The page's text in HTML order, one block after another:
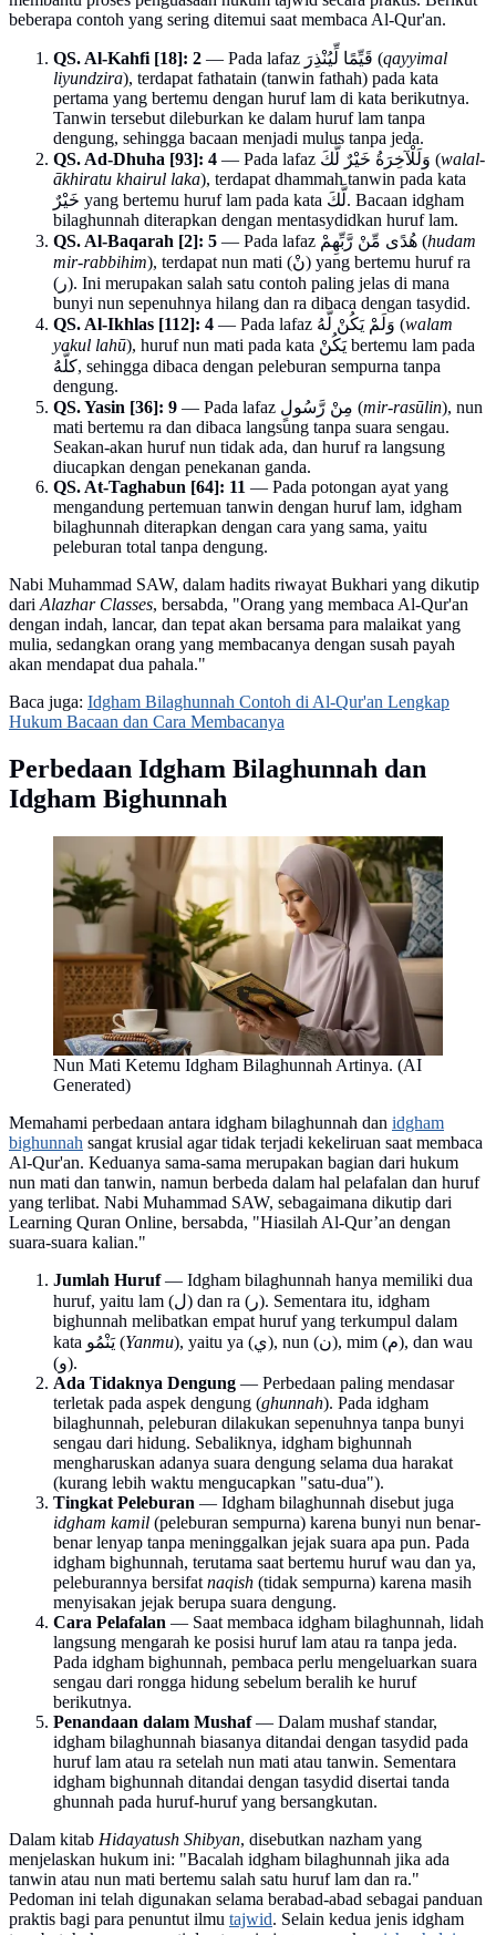
beberapa contoh yang sering ditemui saat membaca Al-Qur'an.
QS. Al-Kahfi [18]: 2 — Pada lafaz قَيِّمًا لِّيُنْذِرَ (qayyimal
liyundzira), terdapat fathatain (tanwin fathah) pada kata
pertama yang bertemu dengan huruf lam di kata berikutnya.
Tanwin tersebut dileburkan ke dalam huruf lam tanpa
dengung, sehingga bacaan menjadi mulus tanpa jeda.
QS. Ad-Dhuha [93]: 4
— Pada lafaz وَلَلْآخِرَةُ خَيْرٌ لَّكَ (walal-
ākhiratu khairul laka), terdapat dhammah tanwin pada kata
خَيْرٌ yang bertemu huruf lam pada kata لَّكَ. Bacaan idgham
bilaghunnah diterapkan dengan mentasydidkan huruf lam.
QS. Al-Baqarah [2]: 5
— Pada lafaz هُدًى مِّنْ رَّبِّهِمْ (hudam
mir-rabbihim), terdapat nun mati (نْ) yang bertemu huruf ra
(ر). Ini merupakan salah satu contoh paling jelas di mana
bunyi nun sepenuhnya hilang dan ra dibaca dengan tasydid.
QS. Al-Ikhlas [112]: 4
— Pada lafaz وَلَمْ يَكُنْ لَّهُ (walam
yakul lahū), huruf nun mati pada kata يَكُنْ bertemu lam pada
كلَّهُ, sehingga dibaca dengan peleburan sempurna tanpa
dengung.
QS. Yasin [36]: 9
— Pada lafaz مِنْ رَّسُولٍ (mir-rasūlin), nun
mati bertemu ra dan dibaca langsung tanpa suara sengau.
Seakan-akan huruf nun tidak ada, dan huruf ra langsung
diucapkan dengan penekanan ganda.
QS. At-Taghabun [64]: 11 — Pada potongan ayat yang
mengandung pertemuan tanwin dengan huruf lam, idgham
bilaghunnah diterapkan dengan cara yang sama, yaitu
peleburan total tanpa dengung.
Nabi Muhammad SAW, dalam hadits riwayat Bukhari yang dikutip
dari Alazhar Classes, bersabda, "Orang yang membaca Al-Qur'an
dengan indah, lancar, dan tepat akan bersama para malaikat yang
mulia, sedangkan orang yang membacanya dengan susah payah
akan mendapat dua pahala."
Baca juga: Idgham Bilaghunnah Contoh di Al-Qur'an Lengkap
Hukum Bacaan dan Cara Membacanya
Perbedaan Idgham Bilaghunnah dan
Idgham Bighunnah
Nun Mati Ketemu Idgham Bilaghunnah Artinya. (AI
Generated)
Memahami perbedaan antara idgham bilaghunnah dan idgham
bighunnah sangat krusial agar tidak terjadi kekeliruan saat membaca
Al-Qur'an. Keduanya sama-sama merupakan bagian dari hukum
nun mati dan tanwin, namun berbeda dalam hal pelafalan dan huruf
yang terlibat. Nabi Muhammad SAW, sebagaimana dikutip dari
Learning Quran Online, bersabda, "Hiasilah Al-Qur’an dengan
suara-suara kalian."
Jumlah Huruf— Idgham bilaghunnah hanya memiliki dua
huruf, yaitu lam (ل) dan ra (ر). Sementara itu, idgham
bighunnah melibatkan empat huruf yang terkumpul dalam
kata يَنْمُو (Yanmu), yaitu ya (ي), nun (ن), mim (م), dan wau
(و).
Ada Tidaknya Dengung — Perbedaan paling mendasar
terletak pada aspek dengung (ghunnah). Pada idgham
bilaghunnah, peleburan dilakukan sepenuhnya tanpa bunyi
sengau dari hidung. Sebaliknya, idgham bighunnah
mengharuskan adanya suara dengung selama dua harakat
(kurang lebih waktu mengucapkan "satu-dua").
Tingkat Peleburan — Idgham bilaghunnah disebut juga
idgham kamil (peleburan sempurna) karena bunyi nun benar-
benar lenyap tanpa meninggalkan jejak suara apa pun. Pada
idgham bighunnah, terutama saat bertemu huruf wau dan ya,
peleburannya bersifat naqish (tidak sempurna) karena masih
menyisakan jejak berupa suara dengung.
Cara Pelafalan — Saat membaca idgham bilaghunnah, lidah
langsung mengarah ke posisi huruf lam atau ra tanpa jeda.
Pada idgham bighunnah, pembaca perlu mengeluarkan suara
sengau dari rongga hidung sebelum beralih ke huruf
berikutnya.
Penandaan dalam Mushaf— Dalam mushaf standar,
idgham bilaghunnah biasanya ditandai dengan tasydid pada
huruf lam atau ra setelah nun mati atau tanwin. Sementara
idgham bighunnah ditandai dengan tasydid disertai tanda
ghunnah pada huruf-huruf yang bersangkutan.
Dalam kitab Hidayatush Shibyan, disebutkan nazham yang
menjelaskan hukum ini: "Bacalah idgham bilaghunnah jika ada
tanwin atau nun mati bertemu salah satu huruf lam dan ra."
Pedoman ini telah digunakan selama berabad-abad sebagai panduan
praktis bagi para penuntut ilmu tajwid. Selain kedua jenis idgham